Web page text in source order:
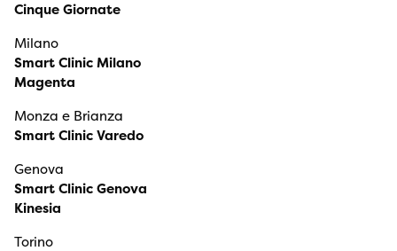
Cinque Giornate
Milano
Smart Clinic Milano
Magenta
Monza e Brianza
Smart Clinic Varedo
Genova
Smart Clinic Genova
Kinesia
Torino